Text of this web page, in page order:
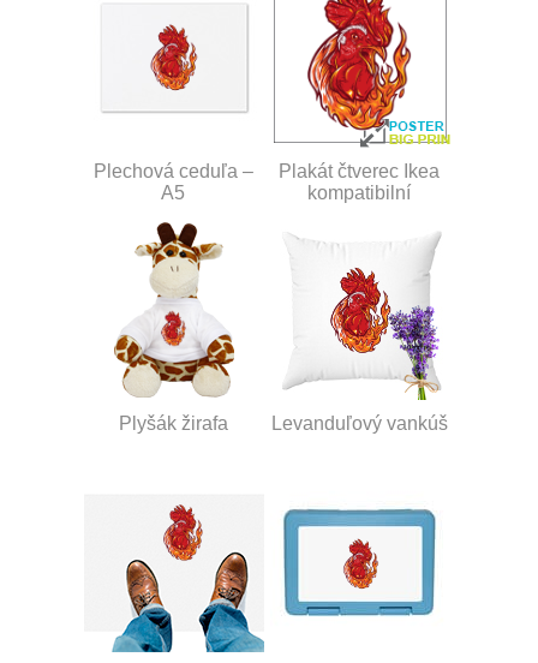
Plechová ceduľa –
A5
Plakát čtverec Ikea
kompatibilní
Plyšák žirafa Levanduľový vankúš